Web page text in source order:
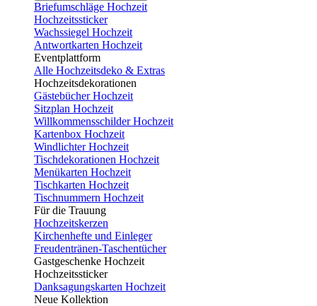
Briefumschläge Hochzeit
Hochzeitssticker
Wachssiegel Hochzeit
Antwortkarten Hochzeit
Eventplattform
Alle Hochzeitsdeko & Extras
Hochzeitsdekorationen
Gästebücher Hochzeit
Sitzplan Hochzeit
Willkommensschilder Hochzeit
Kartenbox Hochzeit
Windlichter Hochzeit
Tischdekorationen Hochzeit
Menükarten Hochzeit
Tischkarten Hochzeit
Tischnummern Hochzeit
Für die Trauung
Hochzeitskerzen
Kirchenhefte und Einleger
Freudentränen-Taschentücher
Gastgeschenke Hochzeit
Hochzeitssticker
Danksagungskarten Hochzeit
Neue Kollektion